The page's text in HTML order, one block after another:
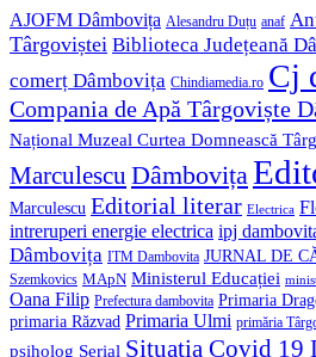
AJOFM Dâmbovița Alesandru Duțu anaf
Târgoviștei Biblioteca Județeană
comerț Dâmbovița Chindiamedia.ro Cj
Compania de Apă Târgoviște
Național Muzeal Curtea Domnească
Marculescu Dâmbovița
Marculescu Editorial literar Electrica
intreruperi energie electrica ipj
Dâmbovița
ITM Dambovita JURNAL DE
Szemkovics MApN Ministerul Educației
Oana Filip Prefectura dambovita Primaria
primaria Răzvad Primaria Ulmi primăria
psiholog Serial Situatia Covid 19